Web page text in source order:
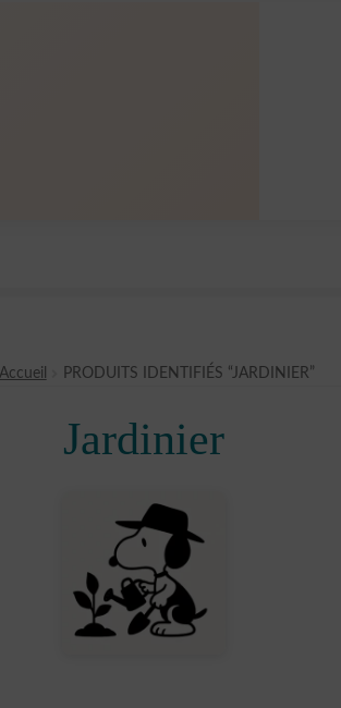
Accueil PRODUITS IDENTIFIÉS “JARDINIER”
Jardinier